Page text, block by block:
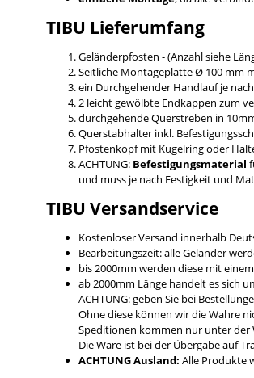
TIBU Lieferumfang
Geländerpfosten - (Anzahl siehe
Seitliche Montageplatte Ø 100 mm
ein Durchgehender Handlauf je
2 leicht gewölbte Endkappen zum
durchgehende Querstreben in
Querstabhalter inkl.
Pfostenkopf mit Kugelring oder
ACHTUNG: Befestigungsmaterial
und muss je nach Festigkeit und
TIBU Versandservice
Kostenloser Versand innerhalb
Bearbeitungszeit: alle Geländer
bis 2000mm werden diese mit
ab 2000mm Länge handelt es sich
ACHTUNG: geben Sie bei
Ohne diese können wir die Wahre
Speditionen kommen nur unter der
Die Ware ist bei der Übergabe auf
ACHTUNG Ausland: Alle Produkte